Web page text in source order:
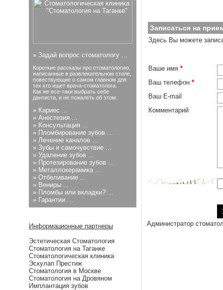
» Задай вопрос стоматологу ...
Короткие рассказы про стоматологию,
написанные в развлекательном стиле,
повествующие о самом главном для
тех кто ищет врача-стоматолога.
Как же все-таки выбрать себе
дантиста, и не пожалеть об этом.
» Кариес ...
» Анестезия ...
» Консультация ...
» Пломбирование зубов ...
» Лечение каналов ...
» Зубы и самочувствие ...
» Удаление зубов ...
» Протезирование зубов ...
» Металлокерамика ...
» Отбеливание ...
» Вениры ...
» Пломбы или вкладки? ...
» Гарантии ...
Информационные партнеры
Эстетическая Стоматология
Стоматология на Таганке
Стоматологическая клиника
Эскулап Престиж
Стоматология в Москве
Стоматология на Дровяном
Имплантация зубов
Записаться на
Здесь Вы можете
Ваше имя *
Ваш телефон *
Ваш E-mail
Комментарий
Администратор